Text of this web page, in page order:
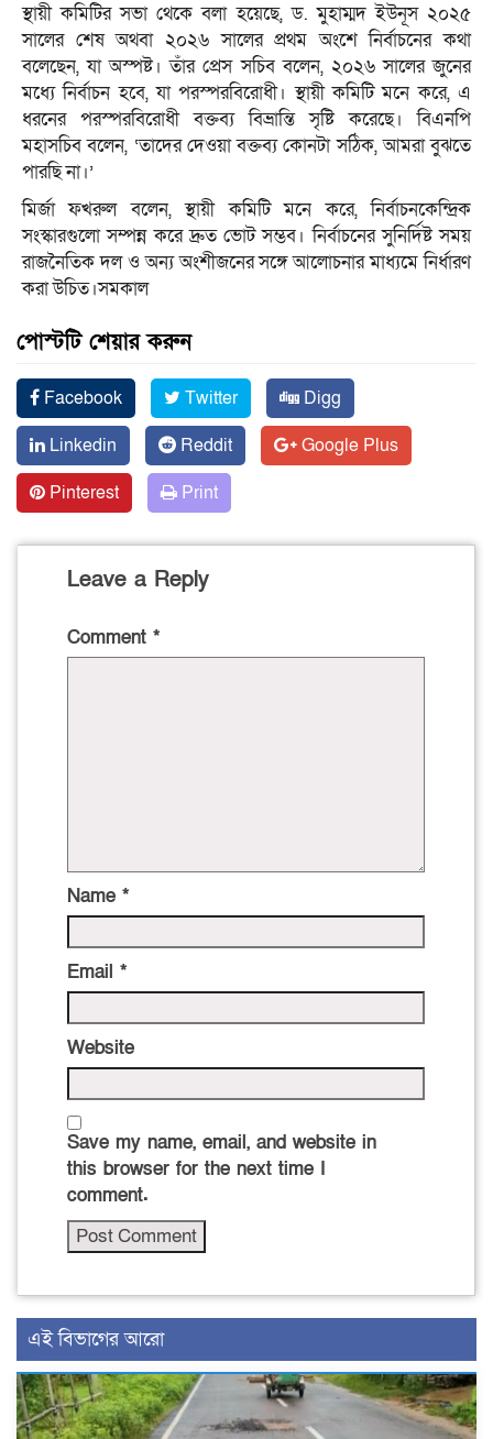
স্থায়ী কমিটির সভা থেকে বলা হয়েছে, ড. মুহাম্মদ ইউনূস ২০২৫
সালের শেষ অথবা ২০২৬ সালের প্রথম অংশে নির্বাচনের কথা
বলেছেন, যা অস্পষ্ট। তাঁর প্রেস সচিব বলেন, ২০২৬ সালের জুনের
মধ্যে নির্বাচন হবে, যা পরস্পরবিরোধী। স্থায়ী কমিটি মনে করে, এ
ধরনের পরস্পরবিরোধী বক্তব্য বিভ্রান্তি সৃষ্টি করেছে। বিএনপি
মহাসচিব বলেন, ‘তাদের দেওয়া বক্তব্য কোনটা সঠিক, আমরা বুঝতে
পারছি না।’
মির্জা ফখরুল বলেন, স্থায়ী কমিটি মনে করে, নির্বাচনকেন্দ্রিক
সংস্কারগুলো সম্পন্ন করে দ্রুত ভোট সম্ভব। নির্বাচনের সুনির্দিষ্ট সময়
রাজনৈতিক দল ও অন্য অংশীজনের সঙ্গে আলোচনার মাধ্যমে নির্ধারণ
করা উচিত।সমকাল
পোস্টটি শেয়ার করুন
Facebook Twitter
Digg
Linkedin
Reddit
Google Plus
Pinterest
Print
Leave a Reply
Comment *
Name *
Email *
Website
Save my name, email, and website in
this browser for the next time I
comment.
এই বিভাগের আরো